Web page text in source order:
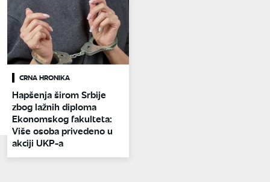
CRNA HRONIKA
Hapšenja širom Srbije
zbog lažnih diploma
Ekonomskog fakulteta:
Više osoba privedeno u
akciji UKP-a